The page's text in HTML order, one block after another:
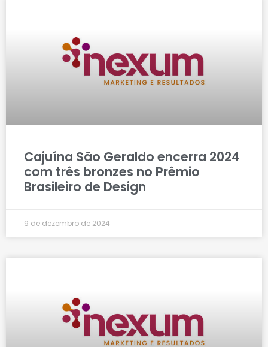
Cajuína São Geraldo encerra 2024
com três bronzes no Prêmio
Brasileiro de Design
9 de dezembro de 2024